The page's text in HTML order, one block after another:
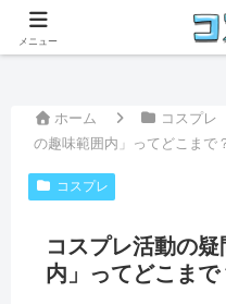
ホーム コスプレ
の趣味範囲内」ってどこまで
コスプレ
コスプレ活動の
内」ってどこまで
メニュー